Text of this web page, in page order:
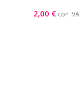
2,00 € con IVA